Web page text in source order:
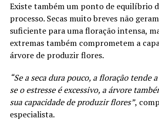
Existe também um ponto de equilíbrio
processo. Secas muito breves não
suficiente para uma floração intensa,
extremas também comprometem a
árvore de produzir flores.
“Se a seca dura pouco, a floração tende
se o estresse é excessivo, a árvore
sua capacidade de produzir flores”,
especialista.